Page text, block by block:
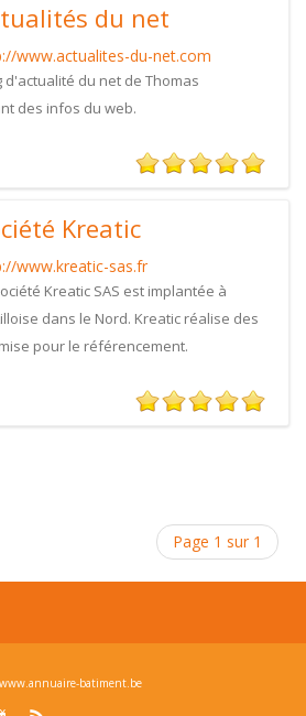
du net
www.actualites-du-net.com
d'actualité du net de Thomas
des infos du web.
Kreatic
www.kreatic-sas.fr
Kreatic SAS est implantée à
dans le Nord. Kreatic réalise des
pour le référencement.
Page 1 sur 1
batiment.be